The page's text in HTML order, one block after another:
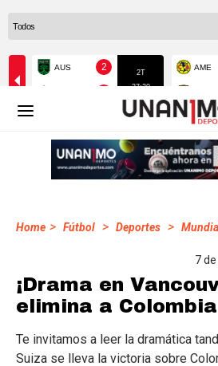
Home > Fútbol > Deportes >
7
¡Drama en
elimina a
Te invitamos a leer la dramática
Suiza se lleva la victoria sobre